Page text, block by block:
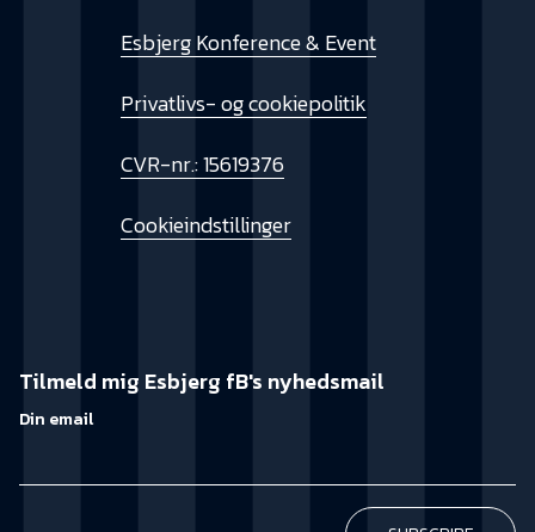
Esbjerg Konference & Event
Privatlivs- og cookiepolitik
CVR-nr.: 15619376
Cookieindstillinger
Tilmeld mig Esbjerg fB's nyhedsmail
Din email